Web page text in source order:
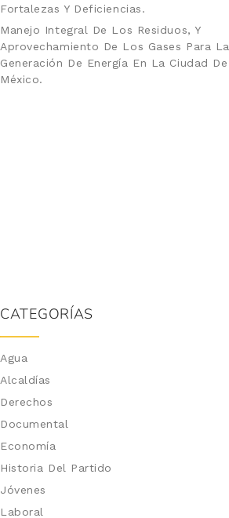
Fortalezas Y Deficiencias.
Manejo Integral De Los Residuos, Y
Aprovechamiento De Los Gases Para La
Generación De Energía En La Ciudad De
México.
CATEGORÍAS
Agua
Alcaldías
Derechos
Documental
Economía
Historia Del Partido
Jóvenes
Laboral